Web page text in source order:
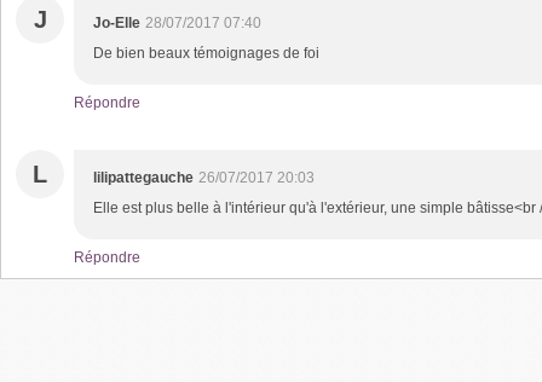
J Jo-Elle 28/07/2017 07:40
De bien beaux témoignages de foi
Répondre
L lilipattegauche 26/07/2017 20:03
Elle est plus belle à l'intérieur qu'à l'extérieur, une simple bâtisse<br
Répondre